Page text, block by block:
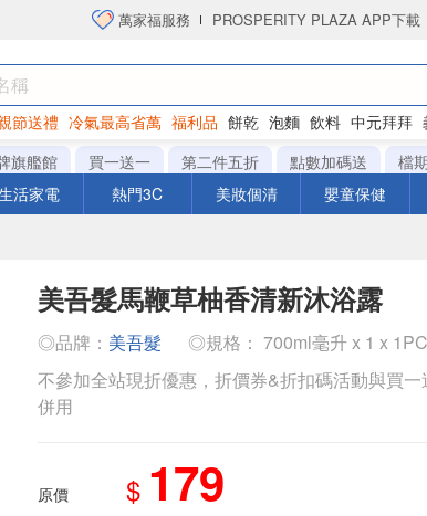
萬家福服務 PROSPERITY PLAZA APP下載
節送禮 冷氣最高省萬 福利品 餅乾 泡麵 飲料 中元拜拜
旗艦館 買一送一 第二件五折 點數加碼送 檔
活家電 熱門3C 美妝個清 嬰童保健
美吾髮馬鞭草柚香清新沐浴露
◎品牌： 美吾髮
◎規格： 700ml毫升 x 1 x
不參加全站現折優惠，折價券&折扣碼活動與買
併用
原價 $ 179